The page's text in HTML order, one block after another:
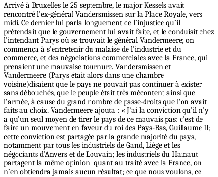
Arrivé à Bruxelles le 25 septembre, le major Kessels avait
rencontré l’ex-général Vandersmissen sur la Place Royale, vers
midi. Ce dernier lui parla longuement de l’injustice qu’il
prétendait que le gouvernement lui avait faite, et le conduisit chez
l’intendant Parys où se trouvait le général Vandermeere; on
commença à s’entretenir du malaise de l’industrie et du
commerce, et des négociations commerciales avec la France, qui
prenaient une mauvaise tournure. Vandersmissen et
Vandermeere (Parys était alors dans une chambre
voisine)disaient que le pays ne pouvait pas continuer à exister
sans débouchés, que le peuple était très mécontent ainsi que
l’armée, à cause du grand nombre de passe-droits que l’on avait
faits au choix. Vandermeere ajouta : « J’ai la conviction qu’il n’y
a qu’un seul moyen de tirer le pays de ce mauvais pas: c’est de
faire un mouvement en faveur du roi des Pays-Bas, Guillaume II;
cette conviction est partagée par la grande majorité du pays,
notamment par tous les industriels de Gand, Liège et les
négociants d’Anvers et de Louvain; les industriels du Hainaut
partagent la même opinion; quant au traité avec la France, on
n’en obtiendra jamais aucun résultat; ce que nous voulons, ce